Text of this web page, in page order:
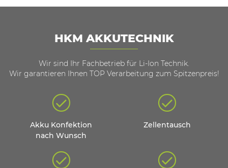
HKM AKKUTECHNIK
Wir sind Ihr Fachbetrieb für Li-Ion Technik.
Wir garantieren Ihnen TOP Verarbeitung zum Spitzenpreis!
Akku Konfektion
nach Wunsch
Zellentausch